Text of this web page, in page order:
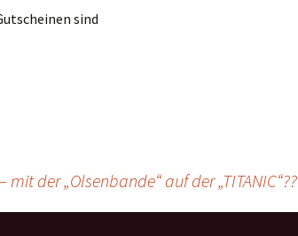
sind
der „Olsenbande“ auf der „TITANIC“??